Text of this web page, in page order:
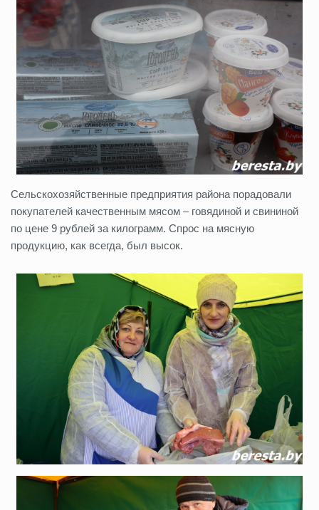
Сельскохозяйственные предприятия района порадовали
покупателей качественным мясом – говядиной и свининой
по цене 9 рублей за килограмм. Спрос на мясную
продукцию, как всегда, был высок.